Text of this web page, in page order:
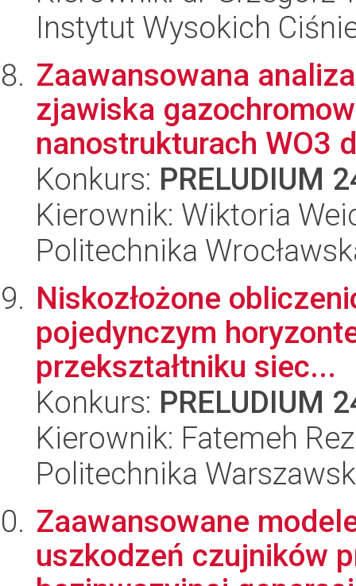
Instytut Wysokich
Zaawansowana
zjawiska
nanostrukturach WO3
Konkurs: PRELUDIUM
Kierownik: Wiktoria
Politechnika
Niskozłożone
pojedynczym
przekształtniku siec...
Konkurs: PRELUDIUM
Kierownik: Fatemeh
Politechnika
Zaawansowane
uszkodzeń czujników